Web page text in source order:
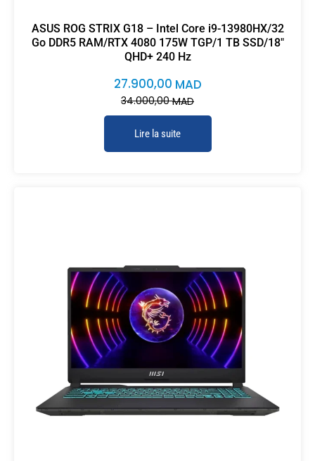
ASUS ROG STRIX G18 – Intel Core i9-13980HX/32
Go DDR5 RAM/RTX 4080 175W TGP/1 TB SSD/18″
QHD+ 240 Hz
34.000,00MAD
27.900,00 MAD
Lire la suite